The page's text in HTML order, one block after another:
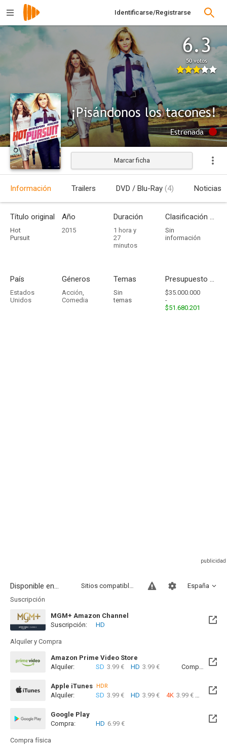
Identificarse/Registrarse
6.3
50 votos
¡Pisándonos los tacones!
Estrenada
Marcar ficha
Información Trailers DVD / Blu-Ray (4) Noticias
Título original
Hot
Pursuit
Año
2015
Duración
1 hora y
27
minutos
Clasificación por edades
Sin
información
País
Estados
Unidos
Géneros
Acción,
Comedia
Temas
Sin
temas
Presupuesto - Ingresos
$35.000.000
-
$51.680.201
Disponible en... España
Sitios compatibles
Suscripción
MGM+ Amazon Channel
Suscripción:
HD
Alquiler y Compra
Amazon Prime Video Store
Alquiler:
SD 3.99 € HD 3.99 € Compra: SD
Apple iTunes HDR
Alquiler: SD 3.99 € HD 3.99 € 4K 3.99 €
Google Play
Compra:
HD 6.99 €
Compra física